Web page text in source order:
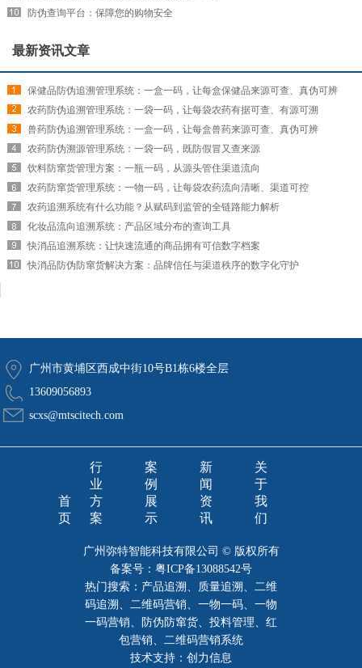
防伪查询平台：保障您的购物安全
最新资讯文章
保健品防伪追溯管理系统：一盒一码，让每盒保健品来源可查、真伪可辨
农药防伪追溯管理系统：一袋一码，让每袋农药有据可查、有源可溯
兽药防伪追溯管理系统：一盒一码，让每盒兽药来源可查、真伪可辨
农药防伪溯源管理系统：一袋一码，既防假冒又查来源
饮料防窜货管理方案：一瓶一码，从源头管住渠道流向
农药防窜货管理系统：一物一码，让每袋农药流向清晰、渠道可控
农药追溯系统有什么功能？从赋码到监管的全链路能力解析
化妆品流向追溯系统：产品区域分布的查询工具
快消品追溯系统：让快速流通的商品拥有可信数字档案
快消品防伪防窜货解决方案：品牌信任与渠道秩序的数字化守护
广州市黄埔区西成中街10号B1栋6楼全层
13609056893
scxs@mtscitech.com
首
页
行
业
方
案
案
例
展
示
新
闻
资
讯
关
于
我
们
广州弥特智能科技有限公司 © 版权所有
备案号： 粤ICP备13088542号
热门搜索：产品追溯、质量追溯、二维
码追溯、二维码营销、一物一码、一物
一码营销、防伪防窜货、投料管理、红
包营销、二维码营销系统
技术支持：创力信息